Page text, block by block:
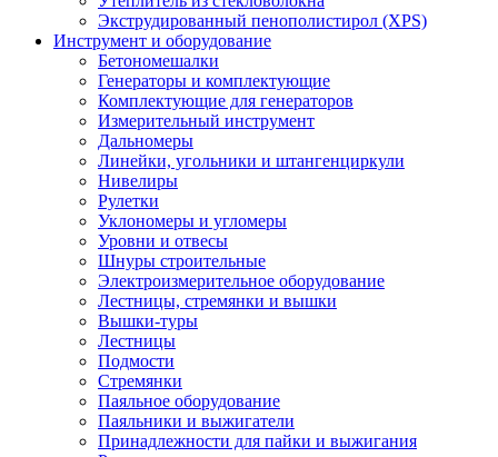
Экструдированный пенополистирол (XPS)
Инструмент и оборудование
Бетономешалки
Генераторы и комплектующие
Комплектующие для генераторов
Измерительный инструмент
Дальномеры
Линейки, угольники и штангенциркули
Нивелиры
Рулетки
Уклономеры и угломеры
Уровни и отвесы
Шнуры строительные
Электроизмерительное оборудование
Лестницы, стремянки и вышки
Вышки-туры
Лестницы
Подмости
Стремянки
Паяльное оборудование
Паяльники и выжигатели
Принадлежности для пайки и выжигания